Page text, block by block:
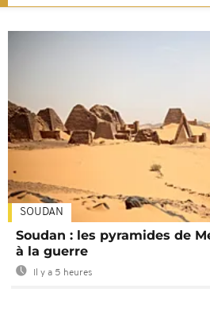
SOUDAN
Soudan : les pyramides de
à la guerre
Il y a 5 heures